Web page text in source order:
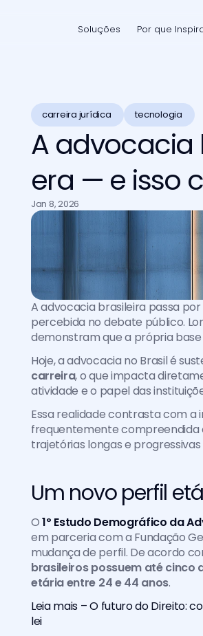
Soluções Por que
carreira jurídica tecnologia
A advocacia
era — e isso
Jan 8, 2026
A advocacia brasileira passa
percebida no debate público.
demonstram que a própria
Hoje, a advocacia no Brasil é
carreira, o que impacta
atividade e o papel das
Essa realidade contrasta com
frequentemente compreendida
trajetórias longas e
Um novo perfil
O 1º Estudo Demográfico da
em parceria com a Fundação
mudança de perfil. De acordo
brasileiros possuem até cinco
etária entre 24 e 44 anos.
Leia mais – O futuro do Direito:
lei